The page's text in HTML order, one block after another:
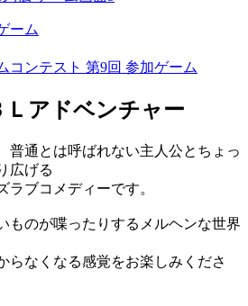
ーム
コンテスト 第9回 参加ゲーム
アドベンチャー
通とは呼ばれない主人公とちょっ
広げる
ラブコメディーです。
ものが喋ったりするメルヘンな世界
らなくなる感覚をお楽しみくださ